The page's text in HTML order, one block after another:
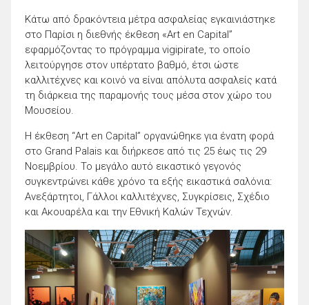
Κάτω από δρακόντεια μέτρα ασφαλείας εγκαινιάστηκε
στο Παρίσι η διεθνής έκθεση «Art en Capital”
εφαρμόζοντας το πρόγραμμα vigipirate, το οποίο
λειτούργησε στον υπέρτατο βαθμό, έτσι ώστε
καλλιτέχνες και κοινό να είναι απόλυτα ασφαλείς κατά
τη διάρκεια της παραμονής τους μέσα στον χώρο του
Μουσείου.
Η έκθεση “Art en Capital” οργανώθηκε για ένατη φορά
στο Grand Palais και διήρκεσε από τις 25 έως τις 29
Νοεμβρίου. Το μεγάλο αυτό εικαστικό γεγονός
συγκεντρώνει κάθε χρόνο τα εξής εικαστικά σαλόνια:
Ανεξάρτητοι, Γάλλοι καλλιτέχνες, Συγκρίσεις, Σχέδιο
και Ακουαρέλα και την Εθνική Καλών Τεχνών.